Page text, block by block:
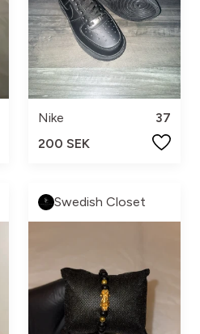
Nike
37
200 SEK
Swedish Closet